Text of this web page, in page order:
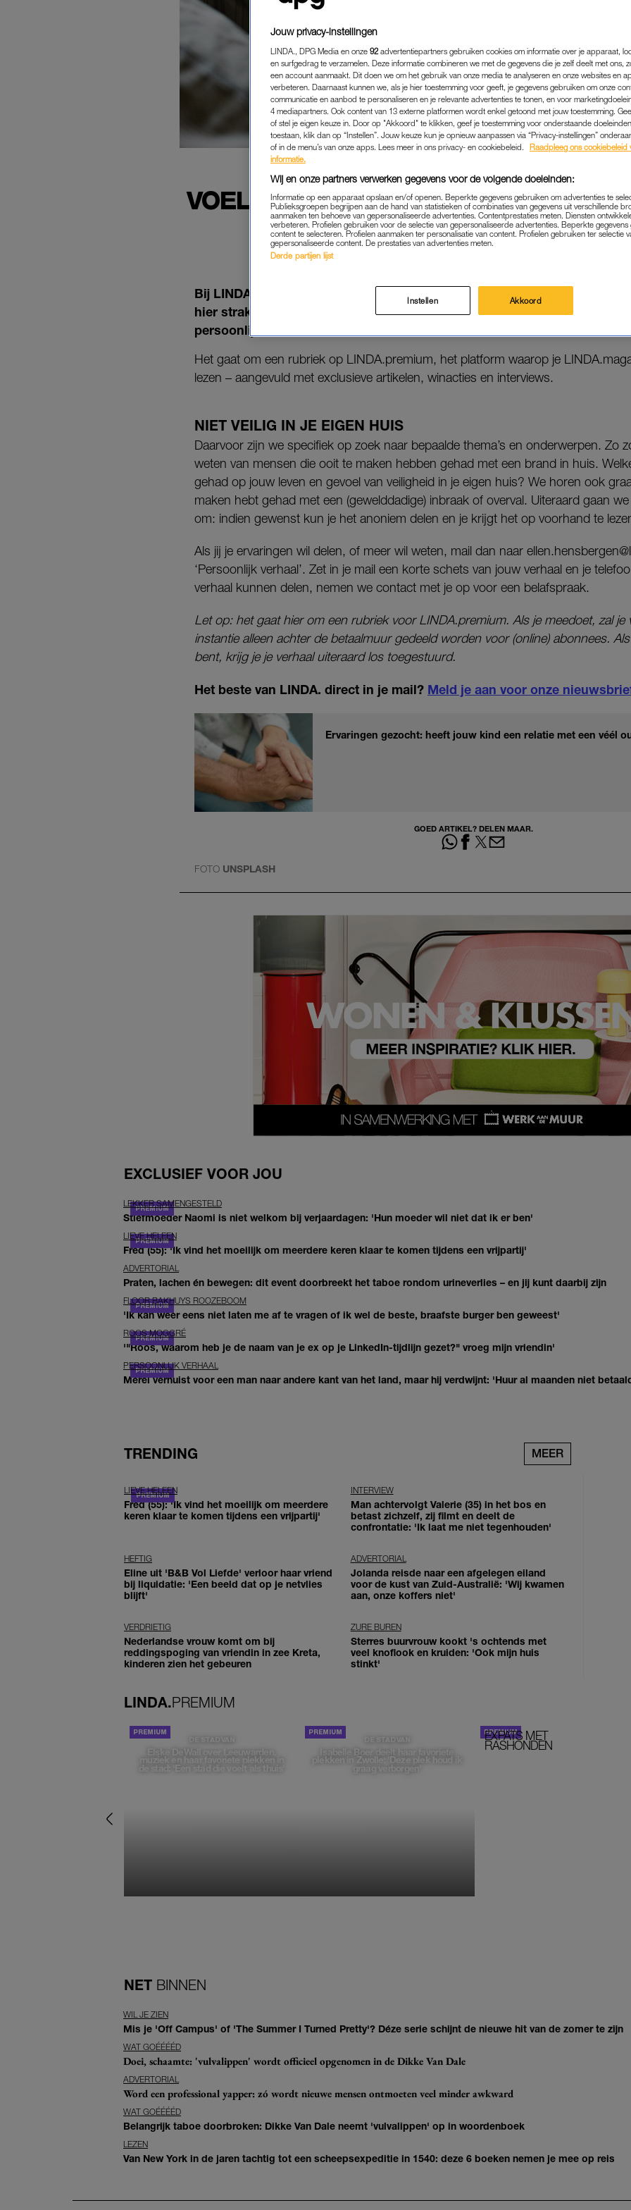
VOELDE JIJ JE THUIS NIET MEER
BRAND OF OVERVAL? LINDA.
ERVARINGSVERHALEN
Bij LINDA. lees je elke dag verhalen van vrouwen die iets te vertellen
hier straks jezelf terug. Voor een wekelijkse rubriek zijn we namelijk op
persoonlijke verhalen.
Het gaat om een rubriek op LINDA.premium, het platform waarop je
lezen – aangevuld met exclusieve artikelen, winacties en interviews.
NIET VEILIG IN JE EIGEN HUIS
Daarvoor zijn we specifiek op zoek naar bepaalde thema’s en onderwerpen. Zo
weten van mensen die ooit te maken hebben gehad met een brand in huis.
gehad op jouw leven en gevoel van veiligheid in je eigen huis? We horen ook
maken hebt gehad met een (gewelddadige) inbraak of overval. Uiteraard gaan
om: indien gewenst kun je het anoniem delen en je krijgt het op voorhand te
Als jij je ervaringen wil delen, of meer wil weten, mail dan naar
‘Persoonlijk verhaal’. Zet in je mail een korte schets van jouw verhaal en je
verhaal kunnen delen, nemen we contact met je op voor een belafspraak.
Let op: het gaat hier om een rubriek voor LINDA.premium. Als je meedoet, zal je
instantie alleen achter de betaalmuur gedeeld worden voor (online) abonnees.
bent, krijg je je verhaal uiteraard los toegestuurd.
Het beste van LINDA. direct in je mail? Meld je aan voor onze
Ervaringen gezocht: heeft jouw kind een relatie met een véél
GOED ARTIKEL? DELEN MAAR.
FOTO UNSPLASH
EXCLUSIEF VOOR JOU
LEKKER SAMENGESTELD
Stiefmoeder Naomi is niet welkom bij verjaardagen: 'Hun moeder wil niet dat ik er ben'
LIEVE HELEEN
Fred (55): 'Ik vind het moeilijk om meerdere keren klaar te komen tijdens een vrijpartij'
ADVERTORIAL
Praten, lachen én bewegen: dit event doorbreekt het taboe rondom urineverlies – en jij kunt daarbij zijn
FLOOR BAKHUYS ROOZEBOOM
'Ik kan weer eens niet laten me af te vragen of ik wel de beste, braafste burger ben geweest'
ROOS MOGGRÉ
'"Roos, waarom heb je de naam van je ex op je LinkedIn-tijdlijn gezet?" vroeg mijn vriendin'
PERSOONLIJK VERHAAL
Merel verhuist voor een man naar andere kant van het land, maar hij verdwijnt: 'Huur al maanden niet
TRENDING MEER
LIEVE HELEEN
Fred (55): 'Ik vind het moeilijk om meerdere
keren klaar te komen tijdens een vrijpartij'
INTERVIEW
Man achtervolgt Valerie (35) in het bos en
betast zichzelf, zij filmt en deelt de
confrontatie: 'Ik laat me niet tegenhouden'
HEFTIG
Eline uit 'B&B Vol Liefde' verloor haar vriend
bij liquidatie: 'Een beeld dat op je netvlies
blijft'
ADVERTORIAL
Jolanda reisde naar een afgelegen eiland
voor de kust van Zuid-Australië: 'Wij kwamen
aan, onze koffers niet'
VERDRIETIG
Nederlandse vrouw komt om bij
reddingspoging van vriendin in zee Kreta,
kinderen zien het gebeuren
ZURE BUREN
Sterres buurvrouw kookt 's ochtends met
veel knoflook en kruiden: 'Ook mijn huis
stinkt'
LINDA.PREMIUM
DE STAD VAN
Elske DeWall over Leeuwarden,
muziek en haar favoriete plekken in
de stad: 'Een stad die voelt als thuis'
DE STAD VAN
Isabelle Boer deelt haar favoriete
plekken in Zwolle: 'Deze plek houd ik
graag verborgen'
EXPATS MET
RASHONDEN
NET BINNEN
WIL JE ZIEN
Mis je 'Off Campus' of 'The Summer I Turned Pretty'? Déze serie schijnt de nieuwe hit van de zomer te zijn
WAT GOÉÉÉÉD
Doei, schaamte: 'vulvalippen' wordt officieel opgenomen in de Dikke Van Dale
ADVERTORIAL
Word een professional yapper: zó wordt nieuwe mensen ontmoeten veel minder awkward
WAT GOÉÉÉÉD
Belangrijk taboe doorbroken: Dikke Van Dale neemt 'vulvalippen' op in woordenboek
LEZEN
Van New York in de jaren tachtig tot een scheepsexpeditie in 1540: deze 6 boeken nemen je mee op reis
Jouw privacy-instellingen
LINDA., DPG Media en onze 92 advertentiepartners gebruiken cookies om informatie over je apparaat,
en surfgedrag te verzamelen. Deze informatie combineren we met de gegevens die je zelf deelt met ons,
een account aanmaakt. Dit doen we om het gebruik van onze media te analyseren en onze websites en
verbeteren. Daarnaast kunnen we, als je hier toestemming voor geeft, je gegevens gebruiken om onze
communicatie en aanbod te personaliseren en je relevante advertenties te tonen, en voor
4 mediapartners. Ook content van 13 externe platformen wordt enkel getoond met jouw toestemming.
of stel je eigen keuze in. Door op "Akkoord" te klikken, geef je toestemming voor onderstaande
toestaan, klik dan op “Instellen”. Jouw keuze kun je opnieuw aanpassen via “Privacy-instellingen”
of in de menu’s van onze apps. Lees meer in ons privacy- en cookiebeleid.
Raadpleeg ons cookiebeleid
informatie.
Wij en onze partners verwerken gegevens voor de volgende doeleinden:
Informatie op een apparaat opslaan en/of openen. Beperkte gegevens gebruiken om advertenties te
Publieksgroepen begrijpen aan de hand van statistieken of combinaties van gegevens uit verschillende
aanmaken ten behoeve van gepersonaliseerde advertenties. Contentprestaties meten. Diensten
verbeteren. Profielen gebruiken voor de selectie van gepersonaliseerde advertenties. Beperkte
content te selecteren. Profielen aanmaken ter personalisatie van content. Profielen gebruiken ter selectie
gepersonaliseerde content. De prestaties van advertenties meten.
Derde partijen lijst
Instellen Akkoord